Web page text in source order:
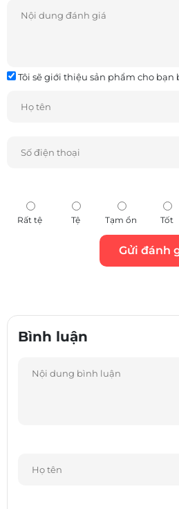
Tôi sẽ giới thiệu sản phẩm cho bạn
Rất tệ Tệ Tạm ổn Tốt
Bình luận